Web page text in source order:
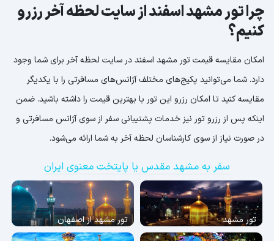
چرا تور مشهد اسفند از سایت لحظه آخر رزرو
کنیم؟
امکان مقایسه قیمت تور مشهد اسفند در سایت لحظه آخر برای شما وجود
دارد. شما می‌توانید پکیج‌های مختلف آژانس‌های مسافرتی را با یکدیگر
مقایسه کنید تا امکان رزرو این تور با بهترین قیمت را داشته باشید. ضمن
اینکه پس از رزرو تور نیز خدمات پشتیبانی سفر از سوی آژانس مسافرتی و
در صورت نیاز از سوی کارشناسان لحظه آخر به شما ارائه می‌شود.
سفر به مشهد مقدس یا پایتخت معنوی ایران
تور مشهد تور مشهد از اصفهان